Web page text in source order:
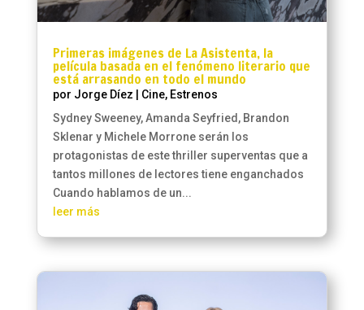
Primeras imágenes de La Asistenta, la
película basada en el fenómeno literario que
está arrasando en todo el mundo
por Jorge Díez Cine, Estrenos
Sydney Sweeney, Amanda Seyfried, Brandon
Sklenar y Michele Morrone serán los
protagonistas de este thriller superventas que a
tantos millones de lectores tiene enganchados
Cuando hablamos de un...
leer más